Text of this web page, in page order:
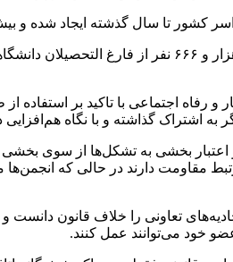
و رفاه اجتماعی با تاکید بر
به اشتراک گذاشته و با نگاه
بخشی به تشکل‌ها از سوی بخشی
مقاومت دارند در حالی که
خود می‌توانند عمل کنند.